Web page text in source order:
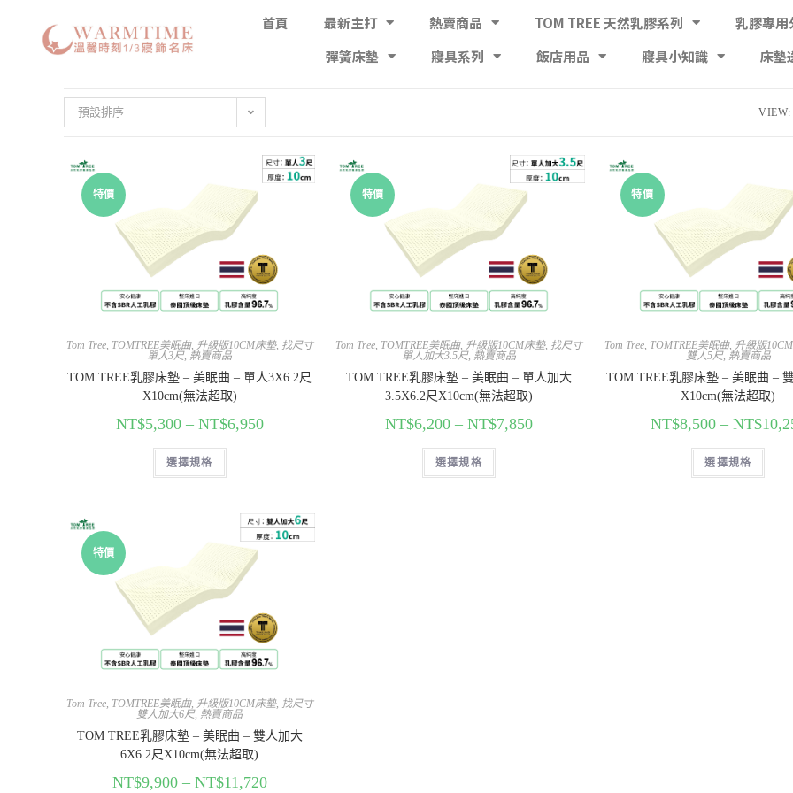
首頁 最新主打 熱賣商品 TOM TREE 天然乳膠系列
乳膠專用
彈簧床墊
寢具系列 飯店用品 寢具小知識 床墊
預設排序 VIEW:
特價
Tom Tree, TOMTREE美眠曲, 升級版10CM床墊, 找尺寸
單人3尺, 熱賣商品
TOM TREE乳膠床墊 – 美眠曲 – 單人3X6.2尺
X10cm(無法超取)
NT$5,300– NT$6,950
選擇規格
特價
Tom Tree, TOMTREE美眠曲, 升級版10CM床墊, 找尺寸
單人加大3.5尺, 熱賣商品
TOM TREE乳膠床墊 – 美眠曲 – 單人加大
3.5X6.2尺X10cm(無法超取)
NT$6,200– NT$7,850
選擇規格
特價
Tom Tree, TOMTREE美眠曲, 升級版
雙人5尺, 熱賣商品
TOM TREE乳膠床墊 – 美眠曲 –
X10cm(無法超取)
NT$8,500– NT$
選擇規格
特價
Tom Tree, TOMTREE美眠曲, 升級版10CM床墊, 找尺寸
雙人加大6尺, 熱賣商品
TOM TREE乳膠床墊 – 美眠曲 – 雙人加大
6X6.2尺X10cm(無法超取)
NT$9,900– NT$11,720